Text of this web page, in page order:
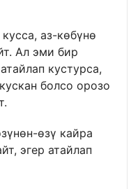
аз-көбүнө
Ал эми бир
кустурса,
болсо орозо
өзү кайра
эгер атайлап